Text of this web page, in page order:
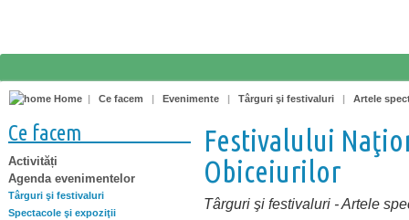
Home | Ce facem | Evenimente | Târguri şi festivaluri | Artele
Ce facem
Activități
Agenda evenimentelor
Târguri şi festivaluri
Spectacole şi expoziţii
Festivalului
Obiceiurilor
Târguri şi festivaluri -Artele